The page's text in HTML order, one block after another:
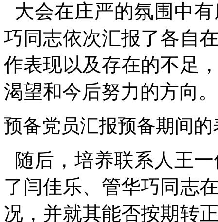
大会在庄严的氛围中
巧同志依次汇报了各自
作表现以及存在的不足
渴望和今后努力的方向。
预备党员汇报预备期间的
随后，培养联系人王
了闫佳乐、管华巧同志
况，并就其能否按期转